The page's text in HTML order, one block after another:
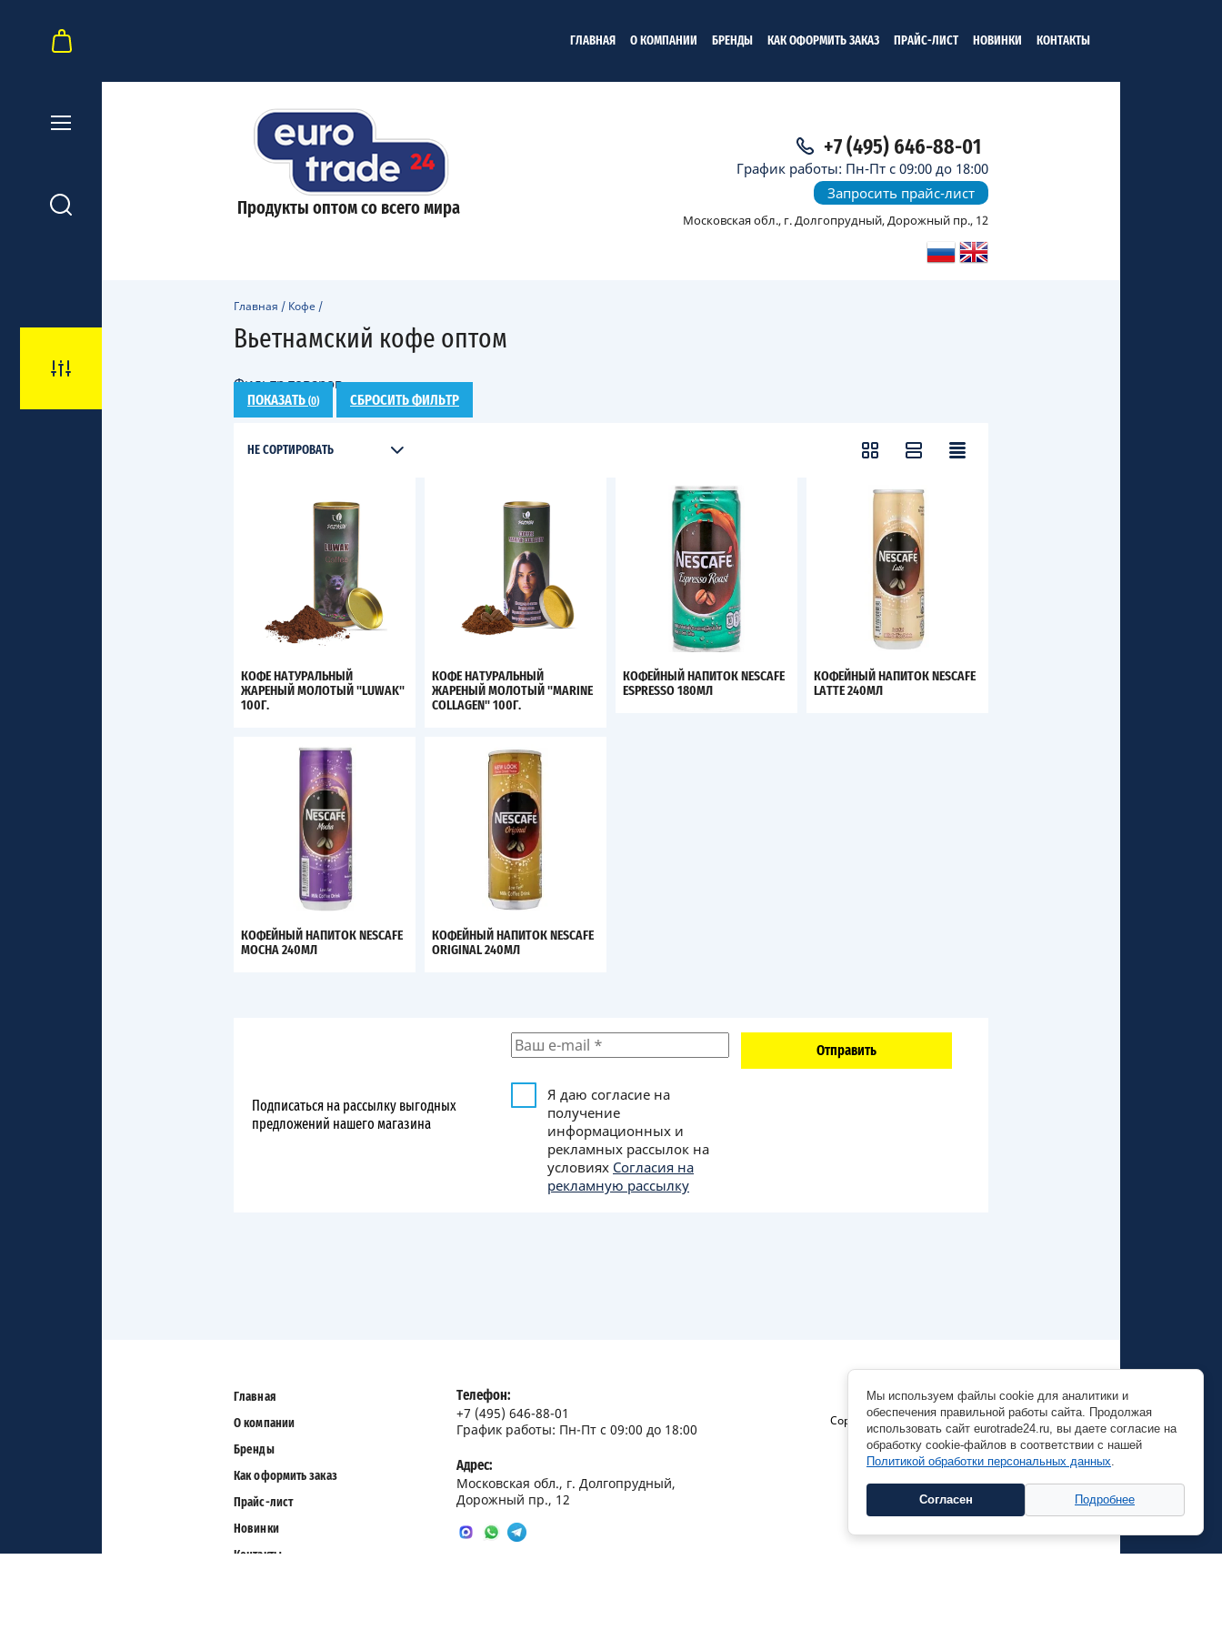
Мы используем файлы cookie для аналитики и
обеспечения правильной работы сайта. Продолжая
использовать сайт eurotrade24.ru, вы даете согласие на
обработку cookie-файлов в соответствии с нашей
Политикой обработки персональных данных.
Согласен Подробнее
ГЛАВНАЯ О КОМПАНИИ БРЕНДЫ КАК ОФОРМИТЬ ЗАКАЗ ПРАЙС-ЛИСТ НОВИНКИ КОНТАКТЫ
Продукты оптом со всего мира
+7 (495) 646-88-01
График работы: Пн-Пт с 09:00 до 18:00
Запросить прайс-лист
Московская обл., г. Долгопрудный, Дорожный пр., 12
Главная / Кофе /
Вьетнамский кофе оптом
Фильтр товаров
ПОКАЗАТЬ (0) СБРОСИТЬ ФИЛЬТР
НЕ СОРТИРОВАТЬ
КОФЕ НАТУРАЛЬНЫЙ
ЖАРЕНЫЙ МОЛОТЫЙ "LUWAK"
100Г.
КОФЕ НАТУРАЛЬНЫЙ
ЖАРЕНЫЙ МОЛОТЫЙ "MARINE
COLLAGEN" 100Г.
КОФЕЙНЫЙ НАПИТОК NESCAFE
ESPRESSO 180МЛ
КОФЕЙНЫЙ НАПИТОК NESCAFE
LATTE 240МЛ
КОФЕЙНЫЙ НАПИТОК NESCAFE
MOCHA 240МЛ
КОФЕЙНЫЙ НАПИТОК NESCAFE
ORIGINAL 240МЛ
Подписаться на рассылку выгодных
предложений нашего магазина
Я даю согласие на
получение
информационных и
рекламных рассылок на
условиях Согласия на
рекламную рассылку
Отправить
Главная
О компании
Бренды
Как оформить заказ
Прайс-лист
Новинки
Контакты
Телефон:
+7 (495) 646-88-01
График работы: Пн-Пт с 09:00 до 18:00
Адрес:
Московская обл., г. Долгопрудный,
Дорожный пр., 12
Copyright © 2026 EuroTrade24